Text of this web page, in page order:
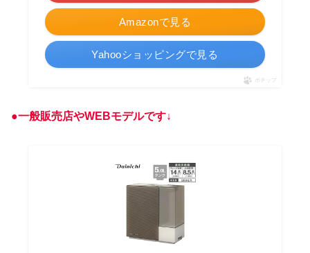
Amazonで見る
Yahooショッピングで見る
ポチップ
●一般販売店やWEBモデルです↓